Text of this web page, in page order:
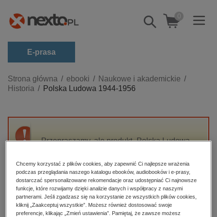
Pokaż/schowaj
wyszukiwarkę
0
E-prasa
Kategorie
Zobacz wszystkie E-prasa
budownictwo, aranżacja wnętrz
darmowe wydania
edukacja
hobby, sport, rozrywka
komputery, internet, technologie, informatyka
Strona główna ebooki
Naukowe i akademickie
Historia
Polska Ludowa 1944-1956
Przepraszamy, ale produkt „Polska Ludowa
High-contrast mode
Polecane
Chcemy korzystać z plików cookies, aby zapewnić Ci najlepsze wrażenia
podczas przeglądania naszego katalogu ebooków, audiobooków i e-prasy,
dostarczać spersonalizowane rekomendacje oraz udostępniać Ci najnowsze
funkcje, które rozwijamy dzięki analizie danych i współpracy z naszymi
partnerami. Jeśli zgadzasz się na korzystanie ze wszystkich plików cookies,
kliknij „Zaakceptuj wszystkie”. Możesz również dostosować swoje
preferencje, klikając „Zmień ustawienia”. Pamiętaj, że zawsze możesz